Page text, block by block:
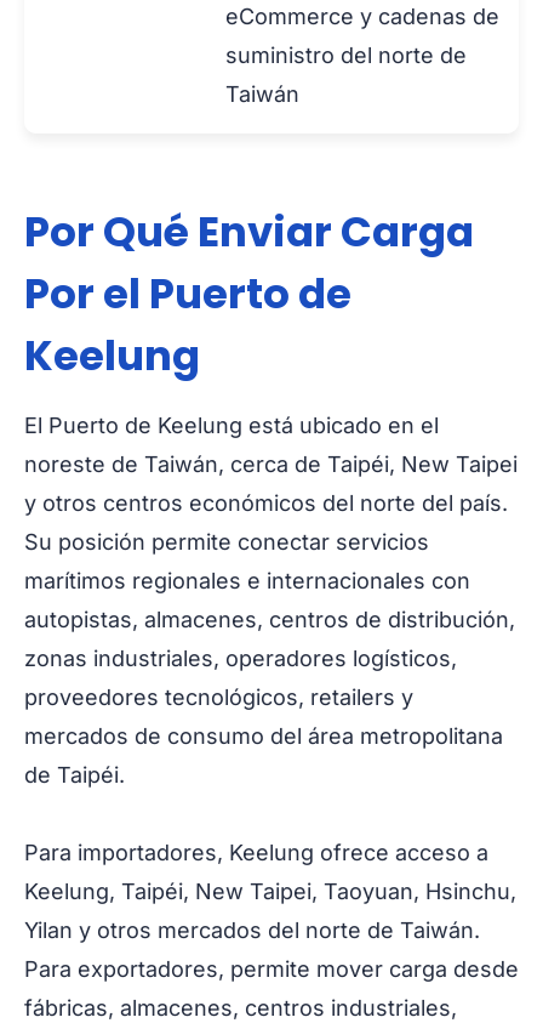
eCommerce y cadenas de
suministro del norte de
Taiwán
Por Qué Enviar Carga
Por el Puerto de
Keelung
El Puerto de Keelung está ubicado en el
noreste de Taiwán, cerca de Taipéi, New Taipei
y otros centros económicos del norte del país.
Su posición permite conectar servicios
marítimos regionales e internacionales con
autopistas, almacenes, centros de distribución,
zonas industriales, operadores logísticos,
proveedores tecnológicos, retailers y
mercados de consumo del área metropolitana
de Taipéi.
Para importadores, Keelung ofrece acceso a
Keelung, Taipéi, New Taipei, Taoyuan, Hsinchu,
Yilan y otros mercados del norte de Taiwán.
Para exportadores, permite mover carga desde
fábricas, almacenes, centros industriales,